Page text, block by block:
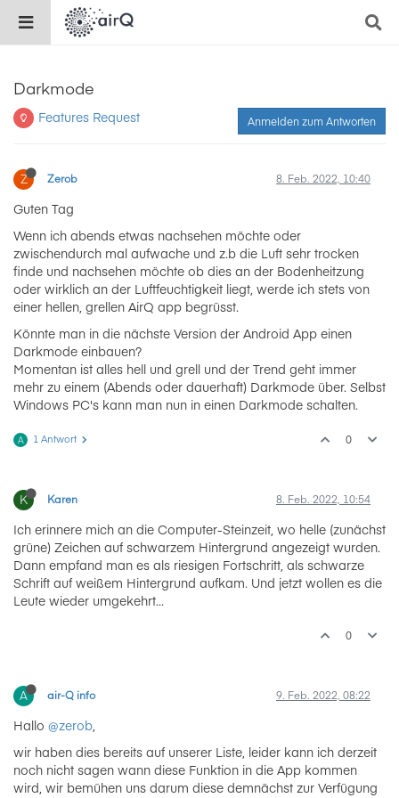
Darkmode
Features Request Anmelden zum Antworten
Z Zerob 8. Feb. 2022, 10:40
Guten Tag
Wenn ich abends etwas nachsehen möchte oder
zwischendurch mal aufwache und z.b die Luft sehr trocken
finde und nachsehen möchte ob dies an der Bodenheitzung
oder wirklich an der Luftfeuchtigkeit liegt, werde ich stets von
einer hellen, grellen AirQ app begrüsst.
Könnte man in die nächste Version der Android App einen
Darkmode einbauen?
Momentan ist alles hell und grell und der Trend geht immer
mehr zu einem (Abends oder dauerhaft) Darkmode über. Selbst
Windows PC's kann man nun in einen Darkmode schalten.
A 1 Antwort 0
K Karen 8. Feb. 2022, 10:54
Ich erinnere mich an die Computer-Steinzeit, wo helle (zunächst
grüne) Zeichen auf schwarzem Hintergrund angezeigt wurden.
Dann empfand man es als riesigen Fortschritt, als schwarze
Schrift auf weißem Hintergrund aufkam. Und jetzt wollen es die
Leute wieder umgekehrt...
0
A air-Q info 9. Feb. 2022, 08:22
Hallo @zerob,
wir haben dies bereits auf unserer Liste, leider kann ich derzeit
noch nicht sagen wann diese Funktion in die App kommen
wird, wir bemühen uns darum diese demnächst zur Verfügung